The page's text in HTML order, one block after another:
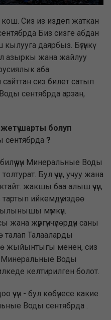
Сиз из издеп жаткан
Биз сизге абдан
даярбыз. Бүгүнкү
азыркы жана жайлуу
аба
сиз билет сатып
сентябрда арзан,
шарты болуп
сентябрда ?
үчүн Минеральные Воды
Бул үчүн, учуу жана
жакшы баа алыш үчүн,
ийкемдүү издөө
мүмкүн.
жүргүнчүлөрдүн саны
талап Талааларды
жыйынтыгы менен, сиз
Минеральные Воды
келтирилген болот.
үчүн - бул көбүнесе какие
Воды сентябрда .